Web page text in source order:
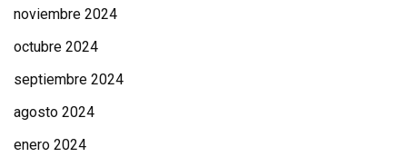
noviembre 2024
octubre 2024
septiembre 2024
agosto 2024
enero 2024